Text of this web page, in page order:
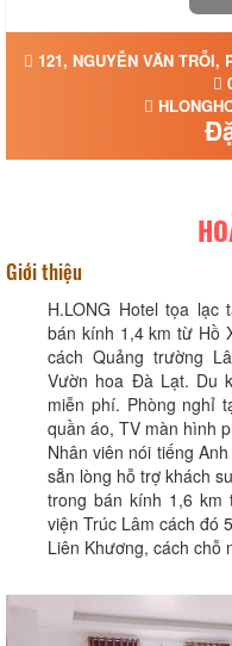
121, NGUYỄN VĂN
Giới thiệu
H.LONG Hotel tọa
bán kính 1,4 km từ Hồ
cách Quảng trường
Vườn hoa Đà Lạt. Du
miễn phí. Phòng nghỉ
quần áo, TV màn hình
Nhân viên nói tiếng
sẵn lòng hỗ trợ khách
trong bán kính 1,6 km
viện Trúc Lâm cách đó
Liên Khương, cách chỗ